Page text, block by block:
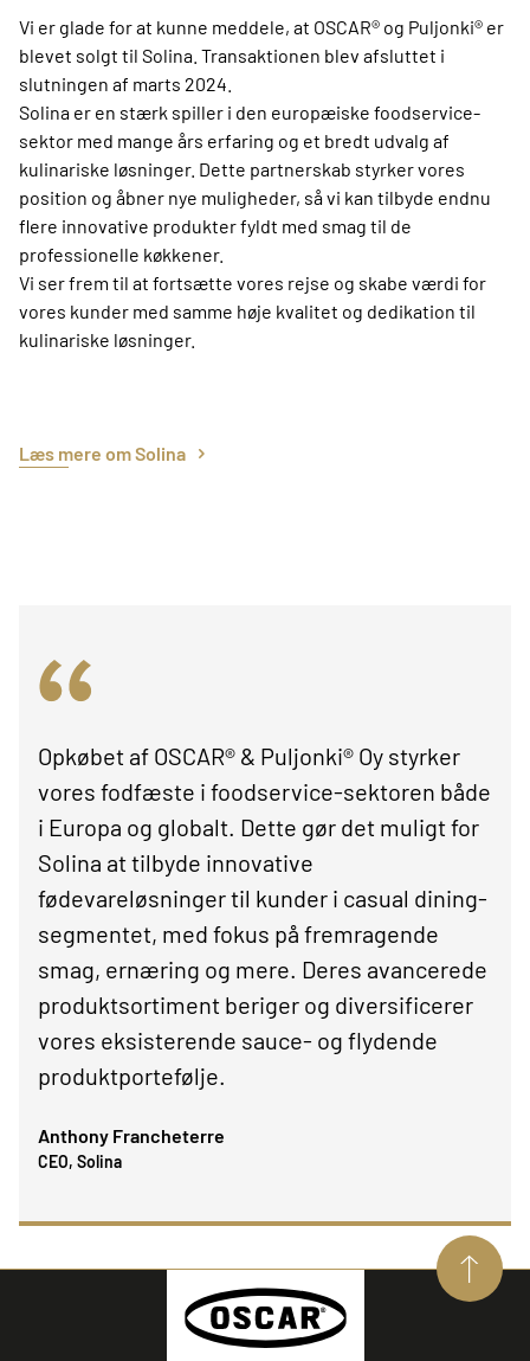
Vi er glade for at kunne meddele, at OSCAR® og Puljonki® er
blevet solgt til Solina. Transaktionen blev afsluttet i
slutningen af marts 2024.
Solina er en stærk spiller i den europæiske foodservice-
sektor med mange års erfaring og et bredt udvalg af
kulinariske løsninger. Dette partnerskab styrker vores
position og åbner nye muligheder, så vi kan tilbyde endnu
flere innovative produkter fyldt med smag til de
professionelle køkkener.
Vi ser frem til at fortsætte vores rejse og skabe værdi for
vores kunder med samme høje kvalitet og dedikation til
kulinariske løsninger.
Læs mere om Solina
Opkøbet af OSCAR® & Puljonki® Oy styrker
vores fodfæste i foodservice-sektoren både
i Europa og globalt. Dette gør det muligt for
Solina at tilbyde innovative
fødevareløsninger til kunder i casual dining-
segmentet, med fokus på fremragende
smag, ernæring og mere. Deres avancerede
produktsortiment beriger og diversificerer
vores eksisterende sauce- og flydende
produktportefølje.
Anthony Francheterre
CEO, Solina